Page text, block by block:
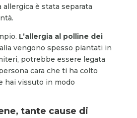
è stata separata
L’allergia al polline dei
vengono spesso piantati in
potrebbe essere legata
cara che ti ha colto
hai vissuto in modo
tante cause di